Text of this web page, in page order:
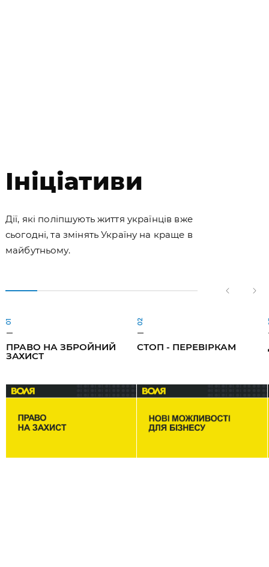
Ініціативи
Дії, які поліпшують життя українців вже
сьогодні, та змінять Україну на краще в
майбутньому.
01
ПРАВО НА ЗБРОЙНИЙ
ЗАХИСТ
02
СТОП - ПЕРЕВІРКАМ